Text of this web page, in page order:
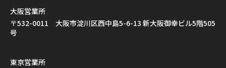
大阪営業所
〒532-0011 大阪市淀川区西中島5-6-13 新大阪御幸ビル5階505
号
東京営業所